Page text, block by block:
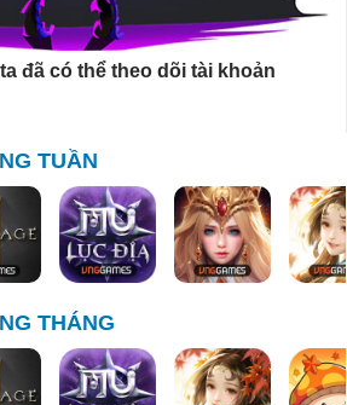
đã có thể theo dõi tài khoản
TUẦN
THÁNG